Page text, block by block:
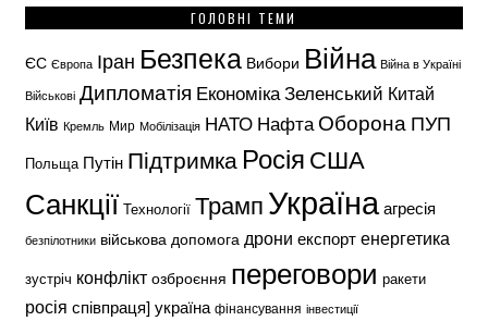
ГОЛОВНІ ТЕМИ
ЄС Європа Іран Безпека Вибори Війна Війна в Україні
Військові Дипломатія ЕкономікаЗеленський Китай
Київ Кремль Мир Мобілізація НАТО НафтаОборона ПУП
Польща Путін Підтримка РосіяСША
Санкції Технології ТрампУкраїнаагресія
безпілотники військова допомога дрони експорт енергетика
зустріч конфлікт озброєння переговори ракети
росія співпраця] україна фінансування інвестиції